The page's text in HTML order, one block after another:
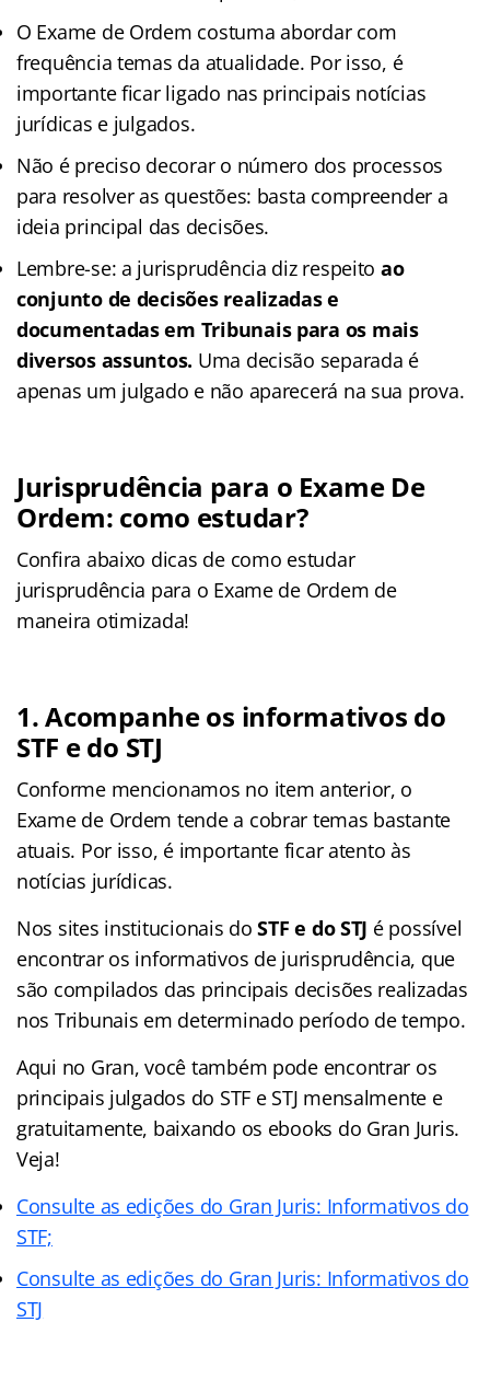
O Exame de Ordem costuma abordar com
frequência temas da atualidade. Por isso, é
importante ficar ligado nas principais notícias
jurídicas e julgados.
Não é preciso decorar o número dos processos
para resolver as questões: basta compreender a
ideia principal das decisões.
Lembre-se: a jurisprudência diz respeito ao
conjunto de decisões realizadas e
documentadas em Tribunais para os mais
diversos assuntos. Uma decisão separada é
apenas um julgado e não aparecerá na sua prova.
Jurisprudência para o Exame De
Ordem: como estudar?
Confira abaixo dicas de como estudar
jurisprudência para o Exame de Ordem de
maneira otimizada!
1. Acompanhe os informativos do
STF e do STJ
Conforme mencionamos no item anterior, o
Exame de Ordem tende a cobrar temas bastante
atuais. Por isso, é importante ficar atento às
notícias jurídicas.
Nos sites institucionais do STF e do STJ é possível
encontrar os informativos de jurisprudência, que
são compilados das principais decisões realizadas
nos Tribunais em determinado período de tempo.
Aqui no Gran, você também pode encontrar os
principais julgados do STF e STJ mensalmente e
gratuitamente, baixando os ebooks do Gran Juris.
Veja!
Consulte as edições do Gran Juris: Informativos do
STF;
Consulte as edições do Gran Juris: Informativos do
STJ